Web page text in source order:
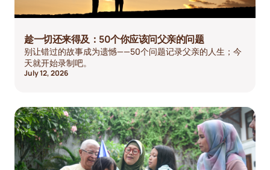
趁一切还来得及：50个你应该问父亲的问题
别让错过的故事成为遗憾——50个问题记录父亲的人生；今
天就开始录制吧。
July 12, 2026